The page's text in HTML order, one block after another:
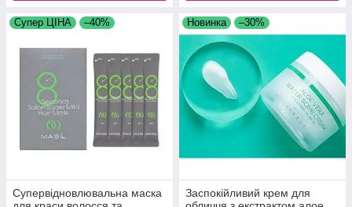
Супер ЦІНА –40%
Супервідновлювальна маска
Новинка –30%
Заспокійливий крем для